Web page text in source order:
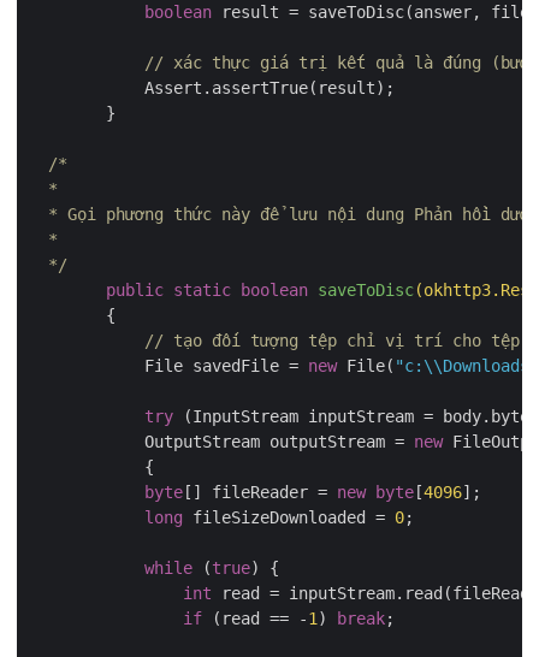
boolean result = saveToDisc(answer,
// xác thực giá trị kết quả là đúng
/*
  *
* Gọi phương thức này để lưu nội dung Phản hồi
  *
  */
public static boolean saveToDisc
{
// tạo đối tượng tệp chỉ vị trí cho tệp
	    File savedFile =
new File(
try (InputStream inputStream =
	    OutputStream outputStream =
new
byte [] fileReader = new byte [4096];
long fileSizeDownloaded = 0;
while (true) {
int read =
if (read == -1 ) break;